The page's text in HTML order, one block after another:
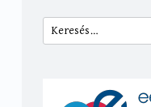
Keresés: